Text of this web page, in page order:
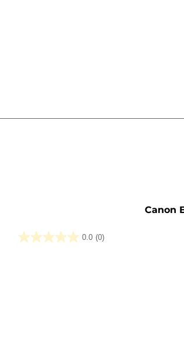
Canon
0.0 (0)
0.0